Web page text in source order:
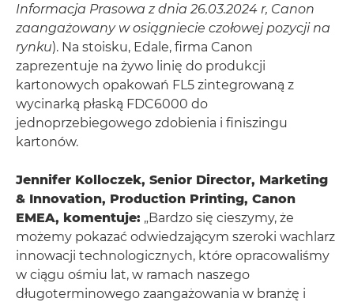
Informacja Prasowa z dnia 26.03.2024 r, Canon
zaangażowany w osiągniecie czołowej pozycji na
rynku). Na stoisku, Edale, firma Canon
zaprezentuje na żywo linię do produkcji
kartonowych opakowań FL5 zintegrowaną z
wycinarką płaską FDC6000 do
jednoprzebiegowego zdobienia i finiszingu
kartonów.
Jennifer Kolloczek, Senior Director, Marketing
& Innovation, Production Printing, Canon
EMEA, komentuje: „Bardzo się cieszymy, że
możemy pokazać odwiedzającym szeroki wachlarz
innowacji technologicznych, które opracowaliśmy
w ciągu ośmiu lat, w ramach naszego
długoterminowego zaangażowania w branżę i